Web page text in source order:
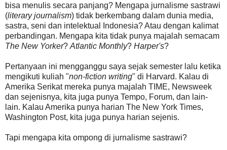
bisa menulis secara panjang? Mengapa jurnalisme sastrawi
(literary journalism) tidak berkembang dalam dunia media,
sastra, seni dan intelektual Indonesia? Atau dengan kalimat
perbandingan. Mengapa kita tidak punya majalah semacam
The New Yorker? Atlantic Monthly? Harper's?
Pertanyaan ini mengganggu saya sejak semester lalu ketika
mengikuti kuliah "non-fiction writing" di Harvard. Kalau di
Amerika Serikat mereka punya majalah TIME, Newsweek
dan sejenisnya, kita juga punya Tempo, Forum, dan lain-
lain. Kalau Amerika punya harian The New York Times,
Washington Post, kita juga punya harian sejenis.
Tapi mengapa kita ompong di jurnalisme sastrawi?